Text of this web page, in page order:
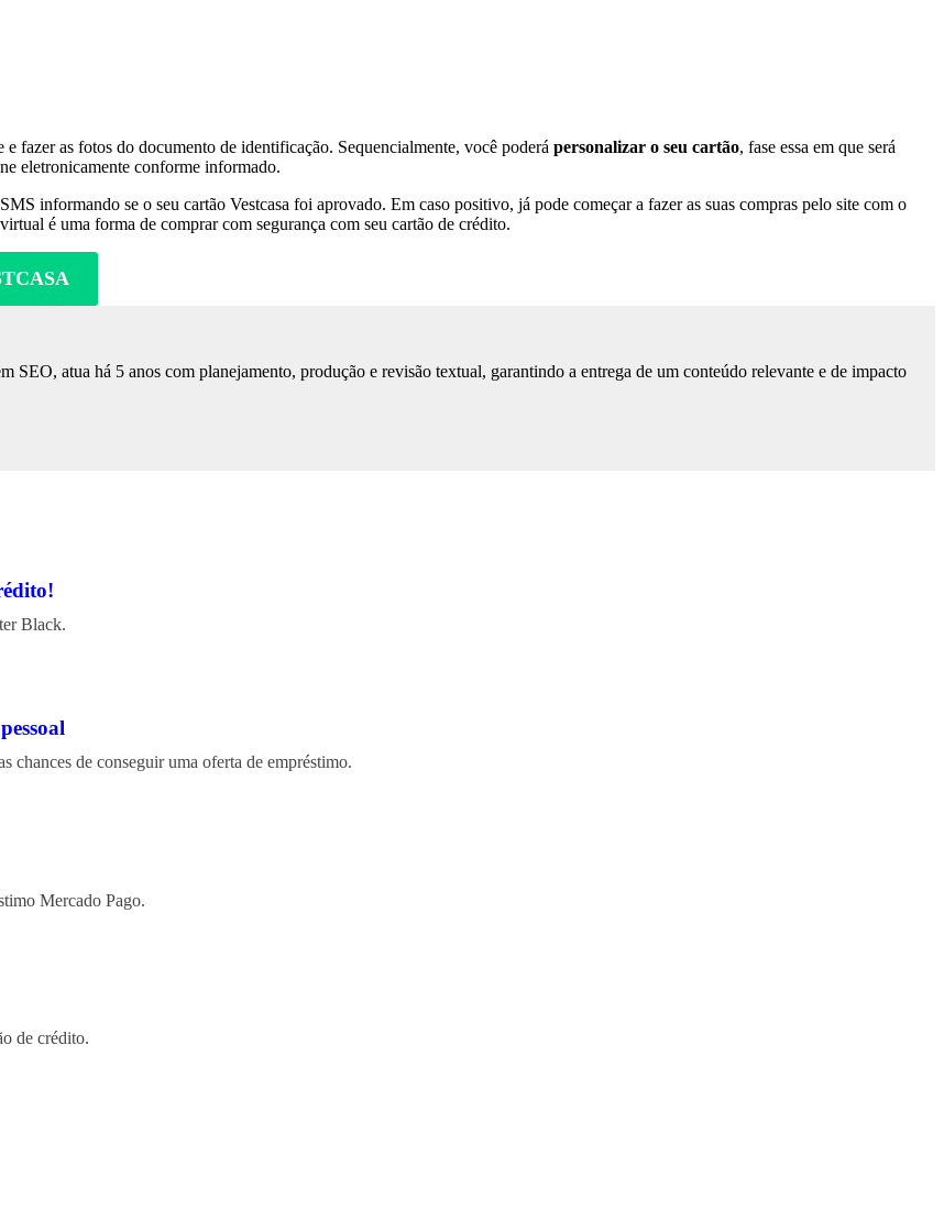
fazer as fotos do documento de identificação. Sequencialmente, você poderá personalizar o seu cartão, fase essa em que será
eletronicamente conforme informado.
informando se o seu cartão Vestcasa foi aprovado. Em caso positivo, já pode começar a fazer as suas compras pelo site com o
é uma forma de comprar com segurança com seu cartão de crédito.
SEO, atua há 5 anos com planejamento, produção e revisão textual, garantindo a entrega de um conteúdo relevante e de impacto
Black.
chances de conseguir uma oferta de empréstimo.
Mercado Pago.
de crédito.